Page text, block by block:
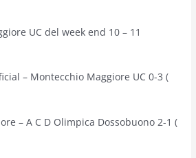
UC del week end 10 – 11
– Montecchio Maggiore UC 0-3 (
– A C D Olimpica Dossobuono 2-1 (